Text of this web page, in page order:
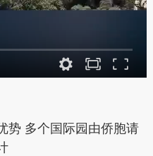
势 多个国际园由侨胞请